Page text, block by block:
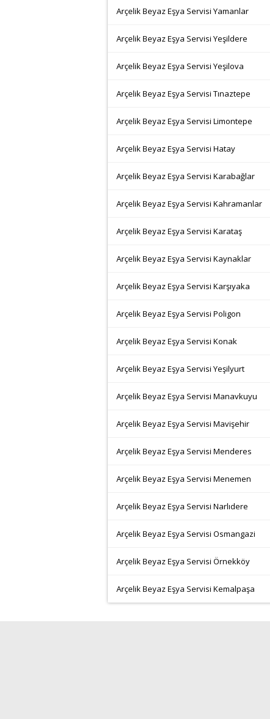
Arçelik Beyaz Eşya Servisi Yamanlar
Arçelik Beyaz Eşya Servisi Yeşildere
Arçelik Beyaz Eşya Servisi Yeşilova
Arçelik Beyaz Eşya Servisi Tınaztepe
Arçelik Beyaz Eşya Servisi Limontepe
Arçelik Beyaz Eşya Servisi Hatay
Arçelik Beyaz Eşya Servisi Karabağlar
Arçelik Beyaz Eşya Servisi Kahramanlar
Arçelik Beyaz Eşya Servisi Karataş
Arçelik Beyaz Eşya Servisi Kaynaklar
Arçelik Beyaz Eşya Servisi Karşıyaka
Arçelik Beyaz Eşya Servisi Poligon
Arçelik Beyaz Eşya Servisi Konak
Arçelik Beyaz Eşya Servisi Yeşilyurt
Arçelik Beyaz Eşya Servisi Manavkuyu
Arçelik Beyaz Eşya Servisi Mavişehir
Arçelik Beyaz Eşya Servisi Menderes
Arçelik Beyaz Eşya Servisi Menemen
Arçelik Beyaz Eşya Servisi Narlıdere
Arçelik Beyaz Eşya Servisi Osmangazi
Arçelik Beyaz Eşya Servisi Örnekköy
Arçelik Beyaz Eşya Servisi Kemalpaşa